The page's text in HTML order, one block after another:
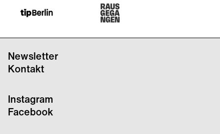
Newsletter
Kontakt
Instagram
Facebook